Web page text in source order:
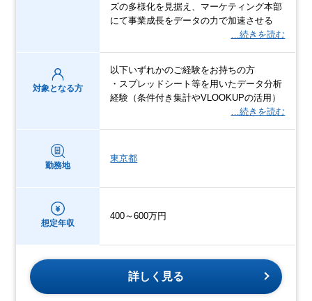
ズの多様化を見据え、マーケティング本部
にて事業成長をデータの力で加速させる
…続きを読む
対象となる方
以下いずれかのご経験をお持ちの方
・スプレッドシート等を用いたデータ分析
経験（条件付き集計やVLOOKUPの活用）
…続きを読む
勤務地
東京都
想定年収
400～600万円
詳しく見る